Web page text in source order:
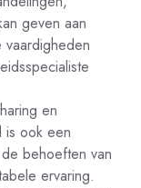
geven aan
en
is ook een
behoeften van
ervaring.